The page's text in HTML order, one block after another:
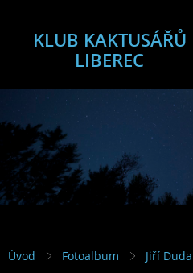
KLUB KAKTUSÁŘŮ
LIBEREC
Úvod Fotoalbum Jiří